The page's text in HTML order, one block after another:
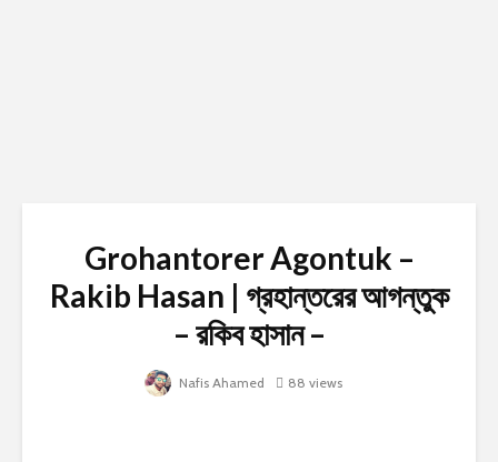
Grohantorer Agontuk –
Rakib Hasan | গ্রহান্তরের আগন্তুক
– রকিব হাসান –
Nafis Ahamed 88 views